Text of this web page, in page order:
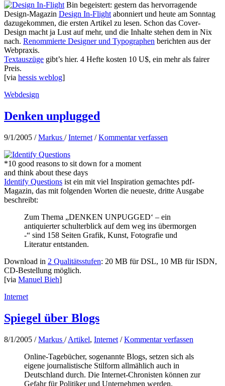
Bin begeistert: gestern das hervorragende
Design-Magazin Design In-Flight abonniert und heute am Sonntag
dazugekommen, die ersten Artikel zu lesen. Schon das Cover-
Design macht ja Lust auf mehr, und die Inhalte stehen dem in Nix
nach. Renommierte Designer und Typographen berichten aus der
Webpraxis.
Textauszüge gibt’s hier. 4 Hefte kosten 10 U$, ein mehr als fairer
Preis.
[via hessis weblog]
Webdesign
Denken unplugged
9/1/2005 /Markus /Internet /Kommentar verfassen
*10 good reasons to sit down for a moment
and think about these days
Identify Questions ist ein mit viel Inspiration gemachtes pdf-
Magazin, das mit folgenden Worten die neueste, dritte Ausgabe
beschreibt:
Zum Thema „DENKEN UNPUGGED‘ – ein
antiquierter schulterblick auf dem weg ins übermorgen
-“ sind 158 Seiten Grafik, Kunst, Fotografie und
Literatur entstanden.
Download in 2 Qualitätsstufen: 20 MB für DSL, 10 MB für ISDN,
CD-Bestellung möglich.
[via Manuel Bieh]
Internet
Spiegel über Blogs
8/1/2005 /Markus /Artikel, Internet /Kommentar verfassen
Online-Tagebücher, sogenannte Blogs, setzen sich als
eigene journalistische Stilform allmählich auch in
Deutschland durch. Die Internet-Chronisten können zur
Gefahr für Politiker und Unternehmen werden.